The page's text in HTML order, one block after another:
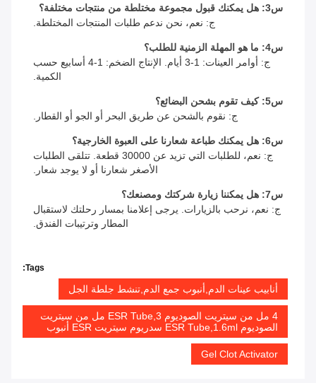
س3: هل يمكنك قبول مجموعة مختلطة من منتجات مختلفة؟
ج: نعم، نحن ندعم طلبات المنتجات المختلطة.
س4: ما هو المهلة الزمنية للطلب؟
ج: أوامر العينات: 1-3 أيام. الإنتاج الضخم: 1-4 أسابيع حسب
الكمية.
س5: كيف تقوم بشحن البضائع؟
ج: نقوم بالشحن عن طريق البحر أو الجو أو القطار.
س6: هل يمكنك طباعة شعارنا على العبوة الخارجية؟
ج: نعم، للطلبات التي تزيد عن 30000 قطعة. تتلقى الطلبات
الأصغر شعارنا أو لا يوجد شعار.
س7: هل يمكننا زيارة شركتك ومصنعك؟
ج: نعم، نرحب بالزيارات. يرجى إعلامنا بمسار رحلتك لاستقبال
المطار وترتيبات الفندق.
Tags:
أنابيب عينات الدم,أنبوب جمع الدم,تنشط جلطة الجل
4 مل من سيتريت الصوديوم ESR Tube,3 مل من سيتريت
الصوديوم ESR Tube,1.6ml سدريوم سيتريت ESR أنبوب
Gel Clot Activator